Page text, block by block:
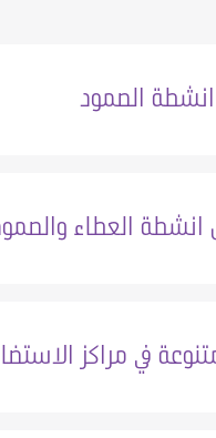
انشطة الصمود
انشطة العطاء
في مراكز